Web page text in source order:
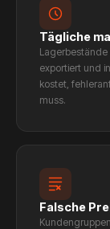
Tägliche
exportiert und
kostet,
muss.
Falsche